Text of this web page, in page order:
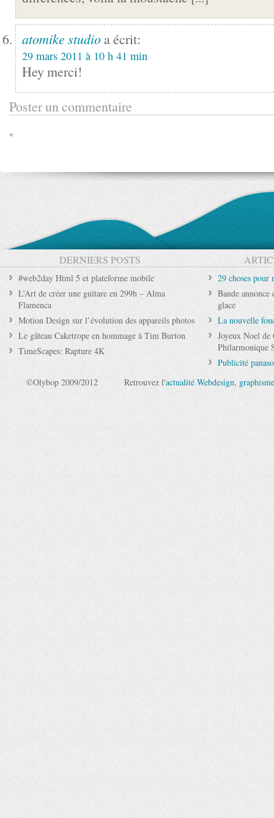
atomike studio a écrit:
29 mars 2011 à 10 h 41 min
Hey merci!
Poster un commentaire
«
DERNIERS POSTS
#web2day Html 5 et plateforme mobile
L’Art de créer une guitare en 299h – Alma
Flamenca
Motion Design sur l’évolution des appareils photos
Le gâteau Caketrope en hommage à Tim Burton
TimeScapes: Rapture 4K
29 choses pour
Bande annonce
glace
La nouvelle
Joyeux Noel
Philarmonique
Publicité
©Olybop 2009/2012
Retrouvez l'actualité Webdesign, graphisme